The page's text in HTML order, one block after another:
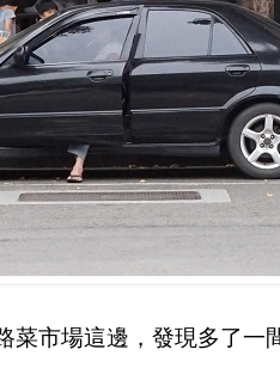
菜市場這邊，發現多了